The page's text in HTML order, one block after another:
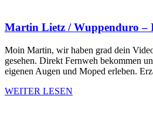
Martin Lietz / Wuppenduro –
Moin Martin, wir haben grad dein
gesehen. Direkt Fernweh bekommen
eigenen Augen und Moped erleben.
WEITER LESEN